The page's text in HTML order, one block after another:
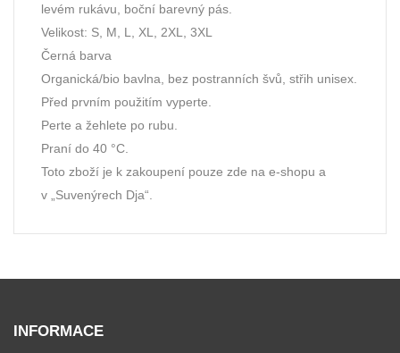
levém rukávu, boční barevný pás.
Velikost: S, M, L, XL, 2XL, 3XL
Černá barva
Organická/bio bavlna, bez postranních švů, střih unisex.
Před prvním použitím vyperte.
Perte a žehlete po rubu.
Praní do 40 °C.
Toto zboží je k zakoupení pouze zde na e-shopu a
v „Suvenýrech Dja“.
INFORMACE